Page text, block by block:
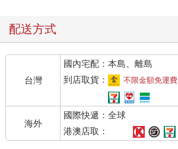
配送方式
台灣
國內宅配：本島、離島
到店取貨：
不限金額免運費
海外
國際快遞：全球
港澳店取：